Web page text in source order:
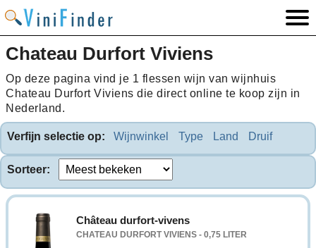
Chateau Durfort Viviens
Op deze pagina vind je 1 flessen wijn van wijnhuis
Chateau Durfort Viviens die direct online te koop zijn in
Nederland.
Verfijn selectie op: Wijnwinkel Type Land Druif
Sorteer:
Château durfort-vivens
CHATEAU DURFORT VIVIENS - 0,75 LITER